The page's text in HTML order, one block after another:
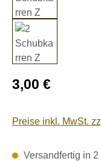
Regulärer Preis:
3,00 €
Preise inkl. MwSt.
Versandfertig in